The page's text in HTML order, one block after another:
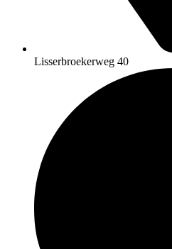
Lisserbroekerweg 40